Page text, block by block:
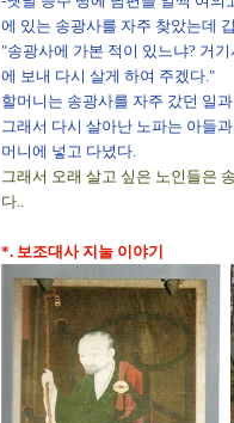
에 있는 송광사를 자주 찾았는데
"송광사에 가본 적이 있느냐? 거
에 보내 다시 살게 하여 주겠다."
할머니는 송광사를 자주 갔던 일
그래서 다시 살아난 노파는 아들
머니에 넣고 다녔다.
그래서 오래 살고 싶은 노인들은
다..
*. 보조대사 지눌 이야기